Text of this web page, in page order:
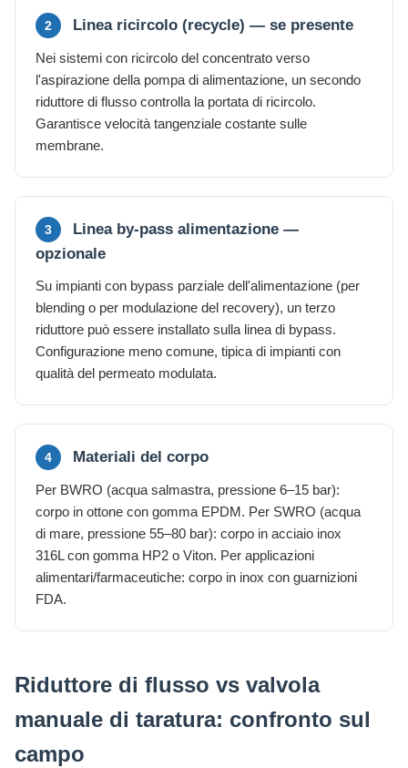
2 Linea ricircolo (recycle) — se presente
Nei sistemi con ricircolo del concentrato verso
l'aspirazione della pompa di alimentazione, un secondo
riduttore di flusso controlla la portata di ricircolo.
Garantisce velocità tangenziale costante sulle
membrane.
3
Linea by-pass alimentazione —
opzionale
Su impianti con bypass parziale dell'alimentazione (per
blending o per modulazione del recovery), un terzo
riduttore può essere installato sulla linea di bypass.
Configurazione meno comune, tipica di impianti con
qualità del permeato modulata.
4 Materiali del corpo
Per BWRO (acqua salmastra, pressione 6–15 bar):
corpo in ottone con gomma EPDM. Per SWRO (acqua
di mare, pressione 55–80 bar): corpo in acciaio inox
316L con gomma HP2 o Viton. Per applicazioni
alimentari/farmaceutiche: corpo in inox con guarnizioni
FDA.
Riduttore di flusso vs valvola
manuale di taratura: confronto sul
campo